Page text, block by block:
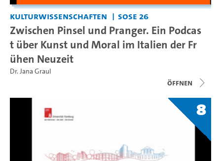
Kulturwissenschaften SoSe 26
Zwischen Pinsel und Pranger. Ein Podcas
t über Kunst und Moral im Italien der Fr
ühen Neuzeit
Dr. Jana Graul
Öffnen
8